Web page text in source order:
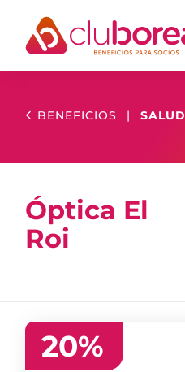
BENEFICIOS | SALUD
Óptica El
Roi
20%